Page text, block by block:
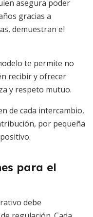
asegura poder
gracias a
demuestran el
te permite no
recibir y ofrecer
y respeto mutuo.
de cada intercambio,
por pequeña
para el
debe